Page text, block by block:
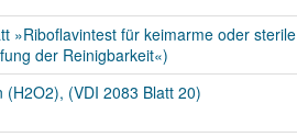
»Riboflavintest für keimarme oder sterile
der Reinigbarkeit«)
(H2O2), (VDI 2083 Blatt 20)